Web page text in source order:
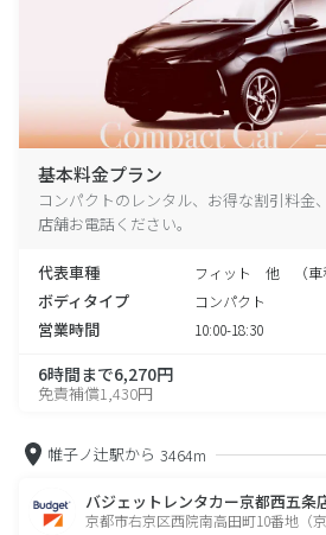
基本料金プラン
コンパクトのレンタル、お得な割引料金
店舗お電話ください。
代表車種 フィット 他 （車
ボディタイプ コンパクト
営業時間 10:00-18:30
6時間まで6,270円
免責補償1,430円
帷子ノ辻駅から 3464m
バジェットレンタカー京都西五条
京都市右京区西院南高田町10番地（